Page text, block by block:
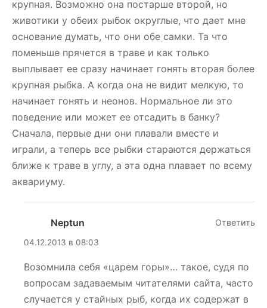
крупная. Возможно она постарше второй, но
животики у обеих рыбок округлые, что дает мне
основание думать, что они обе самки. Та что
поменьше прячется в траве и как только
выплывает ее сразу начинает гонять вторая более
крупная рыбка. А когда она не видит мелкую, то
начинает гонять и неонов. Нормальное ли это
поведение или может ее отсадить в банку?
Сначала, первые дни они плавали вместе и
играли, а теперь все рыбки стараются держаться
ближе к траве в углу, а эта одна плавает по всему
аквариуму.
Neptun
04.12.2013 в 08:03
Возомнила себя «царем горы»… такое, судя по
вопросам задаваемым читателями сайта, часто
случается у стайных рыб, когда их содержат в
Ответить